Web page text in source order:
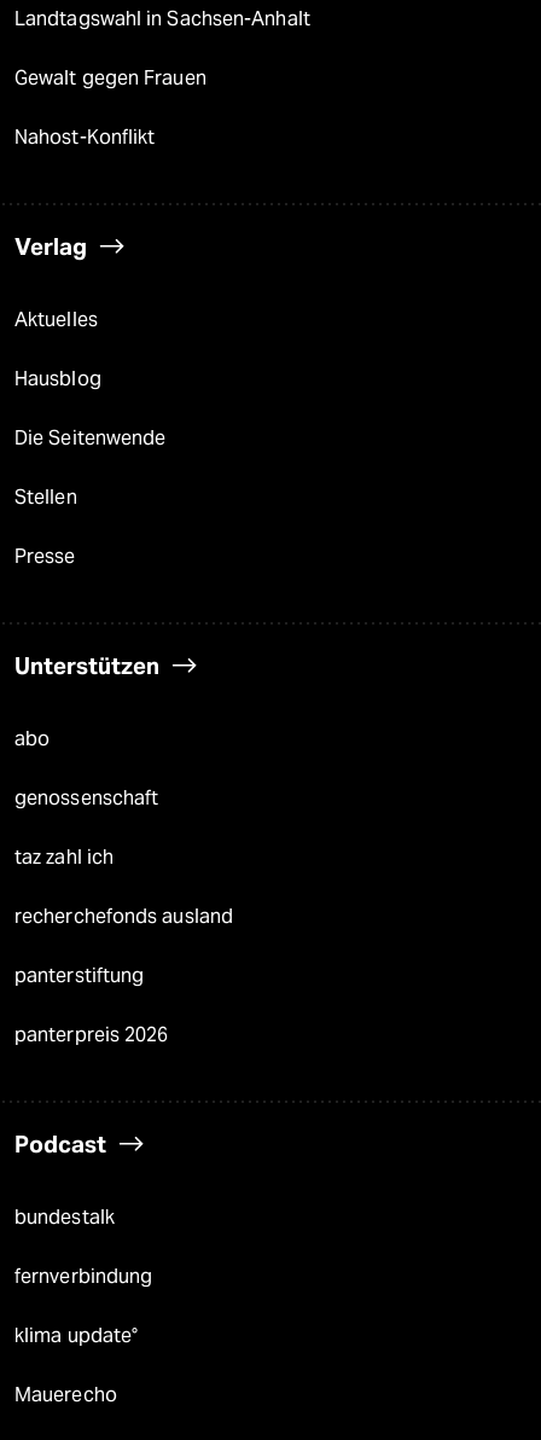
Landtagswahl in Sachsen-Anhalt
Gewalt gegen Frauen
Nahost-Konflikt
Verlag
Aktuelles
Hausblog
Die Seitenwende
Stellen
Presse
Unterstützen
abo
genossenschaft
taz zahl ich
recherchefonds ausland
panterstiftung
panterpreis 2026
Podcast
bundestalk
fernverbindung
klima update°
Mauerecho